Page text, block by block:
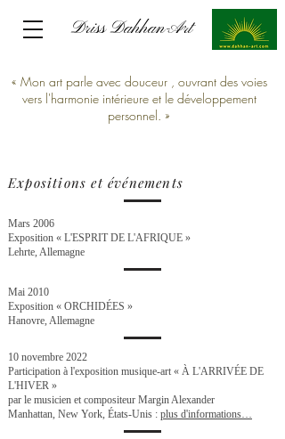
Driss Dahhan-Art
Driss Dahhan-Art
« Mon art parle avec douceur , ouvrant des voies
vers l'harmonie intérieure et le développement
personnel. »
Expositions et événements
Mars 2006
Exposition « L'ESPRIT DE L'AFRIQUE »
Lehrte, Allemagne
Mai 2010
Exposition « ORCHIDÉES »
Hanovre, Allemagne
10 novembre 2022
Participation à l'exposition musique-art « À L'ARRIVÉE DE
L'HIVER »
par le musicien et compositeur Margin Alexander
Manhattan, New York, États-Unis : plus d'informations…